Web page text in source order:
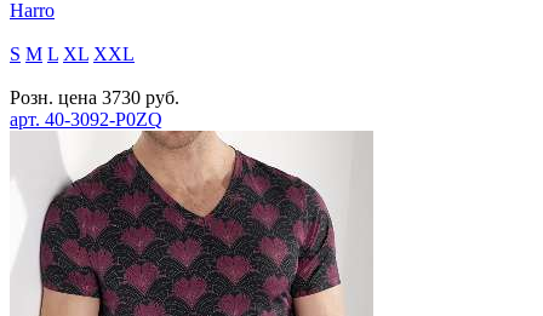
Harro
S M L XL XXL
Розн. цена 3730 руб.
арт. 40-3092-P0ZQ